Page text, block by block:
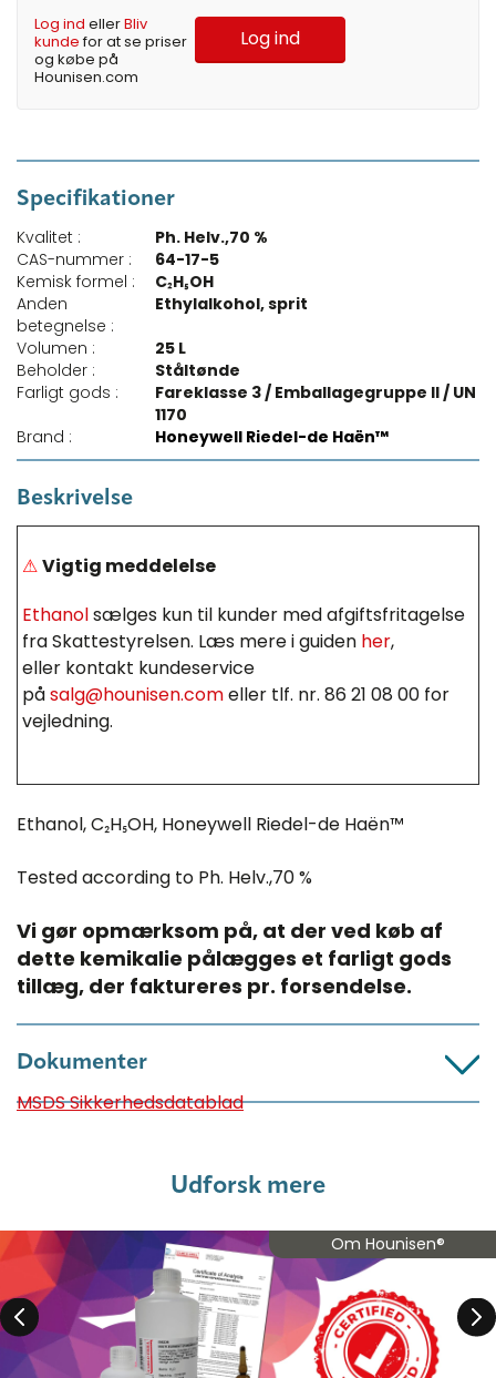
Log ind ellerBliv
kundefor at se priser
og købe på
Hounisen.com
Log ind
Specifikationer
Kvalitet :
Ph. Helv.,70 %
CAS-nummer :
64-17-5
Kemisk formel :
C₂H₅OH
Anden
betegnelse :
Ethylalkohol, sprit
Volumen :
25 L
Beholder :
Ståltønde
Farligt gods :
Fareklasse 3 / Emballagegruppe II / UN
1170
Brand :
Honeywell Riedel-de Haën™
Beskrivelse
⚠Vigtig meddelelse
Ethanolsælges kun til kunder med afgiftsfritagelse
fra Skattestyrelsen. Læs mere i guiden her,
eller kontakt kundeservice
påsalg@hounisen.comeller tlf. nr. 86 21 08 00 for
vejledning.
Ethanol, C₂H₅OH, Honeywell Riedel-de Haën™
Tested according to Ph. Helv.,70 %
Vi gør opmærksom på, at der ved køb af
dette kemikalie pålægges et farligt gods
tillæg, der faktureres pr. forsendelse.​
Dokumenter
MSDS Sikkerhedsdatablad
Udforsk mere
Om Hounisen®